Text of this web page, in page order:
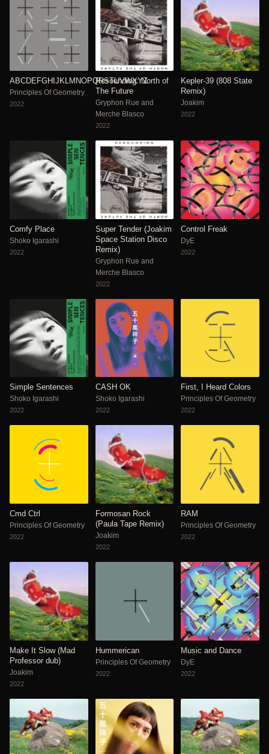
ABCDEFGHIJKLMNOPQRSTUVWXYZ
Principles Of Geometry
2022
Resounding: North of
The Future
Gryphon Rue and
Merche Blasco
2022
Kepler-39 (808 State
Remix)
Joakim
2022
Comfy Place
Shoko Igarashi
2022
Super Tender (Joakim
Space Station Disco
Remix)
Gryphon Rue and
Merche Blasco
2022
Control Freak
DyE
2022
Simple Sentences
Shoko Igarashi
2022
CASH OK
Shoko Igarashi
2022
First, I Heard Colors
Principles Of Geometry
2022
Cmd Ctrl
Principles Of Geometry
2022
Formosan Rock
(Paula Tape Remix)
Joakim
2022
RAM
Principles Of Geometry
2022
Make It Slow (Mad
Professor dub)
Joakim
2022
Hummerican
Principles Of Geometry
2022
Music and Dance
DyE
2022